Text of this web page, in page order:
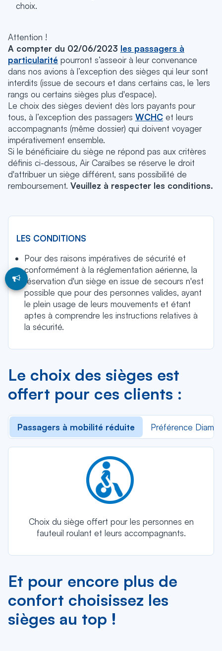
choix.
Attention !
A compter du 02/06/2023 les passagers à
particularité pourront s’asseoir à leur convenance
dans nos avions à l’exception des sièges qui leur sont
interdits (issue de secours et dans certains cas, le 1ers
rangs ou certains sièges plus d'espace).
Le choix des sièges devient dès lors payants pour
tous, à l’exception des passagers WCHC et leurs
accompagnants (même dossier) qui doivent voyager
impérativement ensemble.
Si le bénéficiaire du siège ne répond pas aux critères
définis ci-dessous, Air Caraïbes se réserve le droit
d'attribuer un siège différent, sans possibilité de
remboursement. Veuillez à respecter les conditions.
LES CONDITIONS
Pour des raisons impératives de sécurité et
conformément à la réglementation aérienne, la
réservation d'un siège en issue de secours n'est
possible que pour des personnes valides, ayant
le plein usage de leurs mouvements et étant
aptes à comprendre les instructions relatives à
la sécurité.
Le choix des sièges est
offert pour ces clients :
Passagers à mobilité réduite Préférence
Choix du siège offert pour les personnes en
fauteuil roulant et leurs accompagnants.
Et pour encore plus de
confort choisissez les
sièges au top !